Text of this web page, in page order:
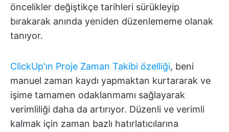
öncelikler değiştikçe tarihleri sürükleyip
bırakarak anında yeniden düzenlememe olanak
tanıyor.
ClickUp'ın Proje Zaman Takibi özelliği, beni
manuel zaman kaydı yapmaktan kurtararak ve
işime tamamen odaklanmamı sağlayarak
verimliliği daha da artırıyor. Düzenli ve verimli
kalmak için zaman bazlı hatırlatıcılarına